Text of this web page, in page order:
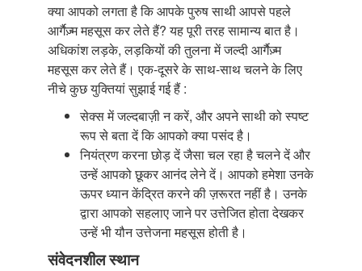
क्या आपको लगता है कि आपके पुरुष साथी आपसे पहले
आर्गैज़्म महसूस कर लेते हैं? यह पूरी तरह सामान्य बात है।
अधिकांश लड़के, लड़कियों की तुलना में जल्दी आर्गैज़्म
महसूस कर लेते हैं। एक-दूसरे के साथ-साथ चलने के लिए
नीचे कुछ युक्तियां सुझाई गई हैं :
सेक्स में जल्दबाज़ी न करें, और अपने साथी को स्पष्ट
रूप से बता दें कि आपको क्या पसंद है।
नियंत्रण करना छोड़ दें जैसा चल रहा है चलने दें और
उन्हें आपको छूकर आनंद लेने दें। आपको हमेशा उनके
ऊपर ध्यान केंद्रित करने की ज़रूरत नहीं है। उनके
द्वारा आपको सहलाए जाने पर उत्तेजित होता देखकर
उन्हें भी यौन उत्तेजना महसूस होती है।
संवेदनशील स्थान